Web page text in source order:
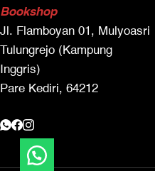
Bookshop
Jl. Flamboyan 01, Mulyoasri
Tulungrejo (Kampung
Inggris)
Pare Kediri, 64212